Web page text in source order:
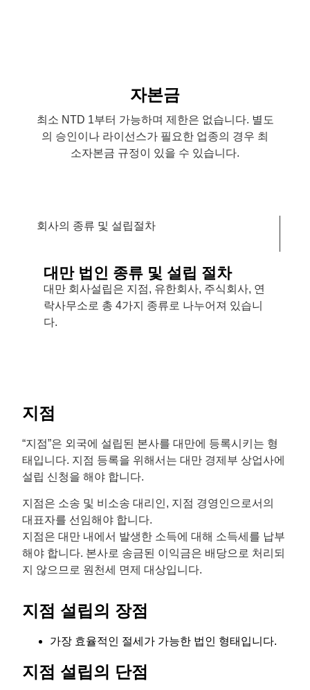
자본금
최소 NTD 1부터 가능하며 제한은 없습니다. 별도
의 승인이나 라이선스가 필요한 업종의 경우 최
소자본금 규정이 있을 수 있습니다.
회사의 종류 및 설립절차
대만 법인 종류 및 설립 절차
대만 회사설립은 지점, 유한회사, 주식회사, 연
락사무소로 총 4가지 종류로 나누어져 있습니
다.
지점
“지점”은 외국에 설립된 본사를 대만에 등록시키는 형
태입니다. 지점 등록을 위해서는 대만 경제부 상업사에
설립 신청을 해야 합니다.
지점은 소송 및 비소송 대리인, 지점 경영인으로서의
대표자를 선임해야 합니다.
지점은 대만 내에서 발생한 소득에 대해 소득세를 납부
해야 합니다. 본사로 송금된 이익금은 배당으로 처리되
지 않으므로 원천세 면제 대상입니다.
지점 설립의 장점
가장 효율적인 절세가 가능한 법인 형태입니다.
지점 설립의 단점